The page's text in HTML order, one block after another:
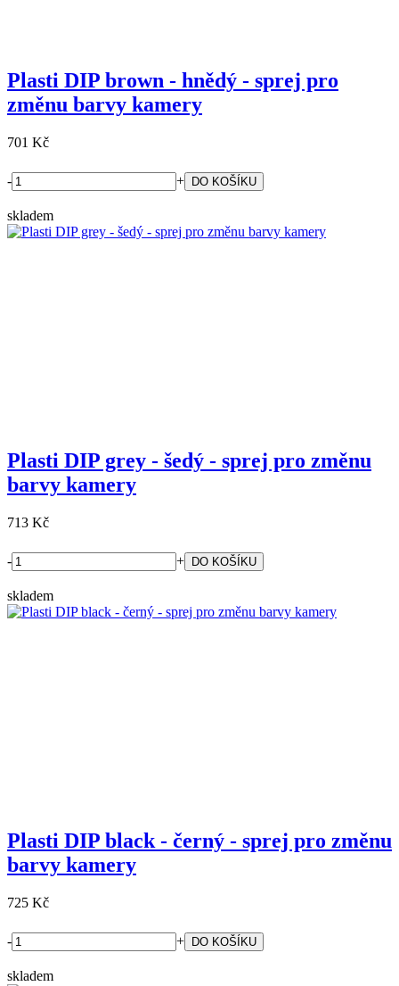
Plasti DIP brown - hnědý - sprej pro
změnu barvy kamery
701 Kč
- +
skladem
Plasti DIP grey - šedý - sprej pro změnu
barvy kamery
713 Kč
- +
skladem
Plasti DIP black - černý - sprej pro změnu
barvy kamery
725 Kč
- +
skladem